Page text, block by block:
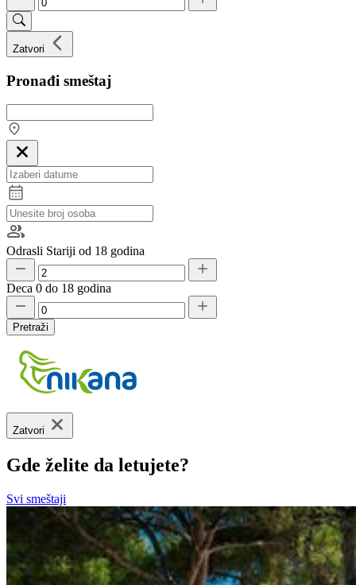
Zatvori
Pronađi smeštaj
Odrasli Stariji od 18 godina
Deca 0 do 18 godina
Pretraži
Zatvori
Gde želite da letujete?
Svi smeštaji